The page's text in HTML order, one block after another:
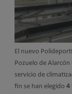
El nuevo
Pozuelo de
servicio de
fin se han elegido 4